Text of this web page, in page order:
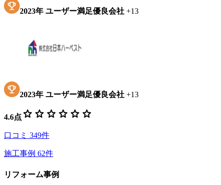
2023年 ユーザー満足優良会社 +13
2023年 ユーザー満足優良会社 +13
4.6点 star star star star star star
口コミ 349件
施工事例 62件
リフォーム事例